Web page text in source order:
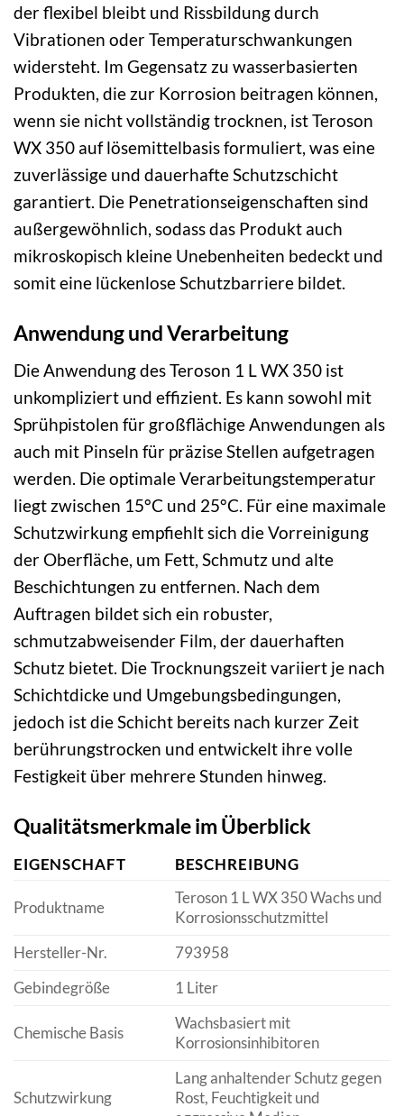
der flexibel bleibt und Rissbildung durch
Vibrationen oder Temperaturschwankungen
widersteht. Im Gegensatz zu wasserbasierten
Produkten, die zur Korrosion beitragen können,
wenn sie nicht vollständig trocknen, ist Teroson
WX 350 auf lösemittelbasis formuliert, was eine
zuverlässige und dauerhafte Schutzschicht
garantiert. Die Penetrationseigenschaften sind
außergewöhnlich, sodass das Produkt auch
mikroskopisch kleine Unebenheiten bedeckt und
somit eine lückenlose Schutzbarriere bildet.
Anwendung und Verarbeitung
Die Anwendung des Teroson 1 L WX 350 ist
unkompliziert und effizient. Es kann sowohl mit
Sprühpistolen für großflächige Anwendungen als
auch mit Pinseln für präzise Stellen aufgetragen
werden. Die optimale Verarbeitungstemperatur
liegt zwischen 15°C und 25°C. Für eine maximale
Schutzwirkung empfiehlt sich die Vorreinigung
der Oberfläche, um Fett, Schmutz und alte
Beschichtungen zu entfernen. Nach dem
Auftragen bildet sich ein robuster,
schmutzabweisender Film, der dauerhaften
Schutz bietet. Die Trocknungszeit variiert je nach
Schichtdicke und Umgebungsbedingungen,
jedoch ist die Schicht bereits nach kurzer Zeit
berührungstrocken und entwickelt ihre volle
Festigkeit über mehrere Stunden hinweg.
Qualitätsmerkmale im Überblick
EIGENSCHAFT BESCHREIBUNG
Produktname
Teroson 1 L WX 350 Wachs und
Korrosionsschutzmittel
Hersteller-Nr.
793958
Gebindegröße
1 Liter
Chemische Basis
Wachsbasiert mit
Korrosionsinhibitoren
Schutzwirkung
Lang anhaltender Schutz gegen
Rost, Feuchtigkeit und